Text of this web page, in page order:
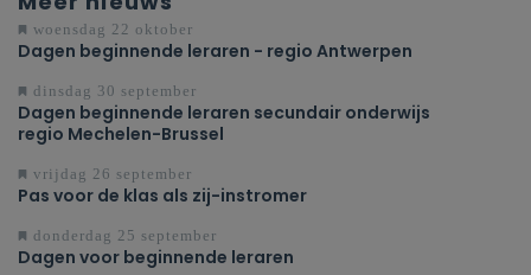
woensdag 22 oktober
Dagen beginnende leraren - regio Antwerpen
dinsdag 30 september
Dagen beginnende leraren secundair onderwijs
regio Mechelen-Brussel
vrijdag 26 september
Pas voor de klas als zij-instromer
donderdag 25 september
Dagen voor beginnende leraren